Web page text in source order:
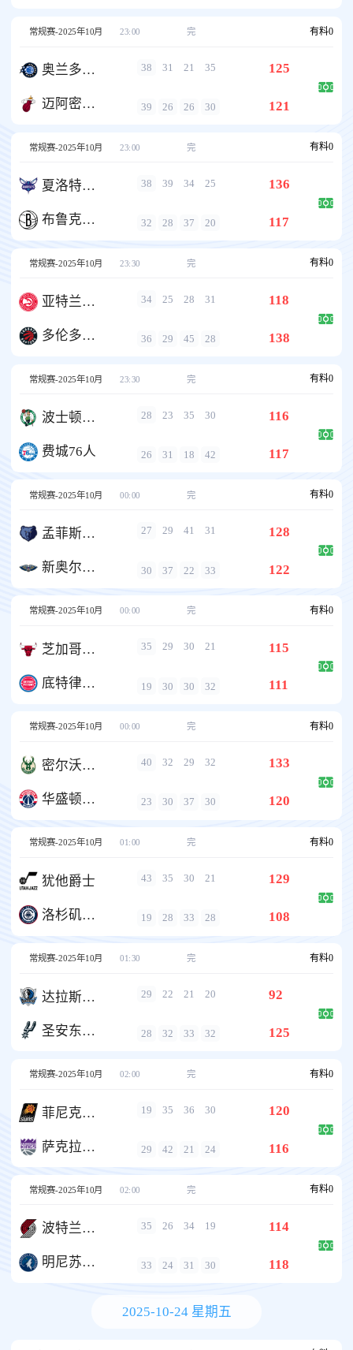
常规赛-2025年10月 23:00 完 有料0
奥兰多魔术
迈阿密热火
38 31 21 35
39 26 26 30
125
121
常规赛-2025年10月 23:00 完 有料0
夏洛特黄蜂
布鲁克林篮网
38 39 34 25
32 28 37 20
136
117
常规赛-2025年10月 23:30 完 有料0
亚特兰大老鹰
多伦多猛龙
34 25 28 31
36 29 45 28
118
138
常规赛-2025年10月 23:30 完 有料0
波士顿凯尔特人
费城76人
28 23 35 30
26 31 18 42
116
117
常规赛-2025年10月 00:00 完 有料0
孟菲斯灰熊
新奥尔良鹈鹕
27 29 41 31
30 37 22 33
128
122
常规赛-2025年10月 00:00 完 有料0
芝加哥公牛
底特律活塞
35 29 30 21
19 30 30 32
115
111
常规赛-2025年10月 00:00 完 有料0
密尔沃基雄鹿
华盛顿奇才
40 32 29 32
23 30 37 30
133
120
常规赛-2025年10月 01:00 完 有料0
犹他爵士
洛杉矶快船
43 35 30 21
19 28 33 28
129
108
常规赛-2025年10月 01:30 完 有料0
达拉斯独行侠
圣安东尼奥马刺
29 22 21 20
28 32 33 32
92
125
常规赛-2025年10月 02:00 完 有料0
菲尼克斯太阳
萨克拉门托国王
19 35 36 30
29 42 21 24
120
116
常规赛-2025年10月 02:00 完 有料0
波特兰开拓者
明尼苏达森林狼
35 26 34 19
33 24 31 30
114
118
2025-10-24 星期五